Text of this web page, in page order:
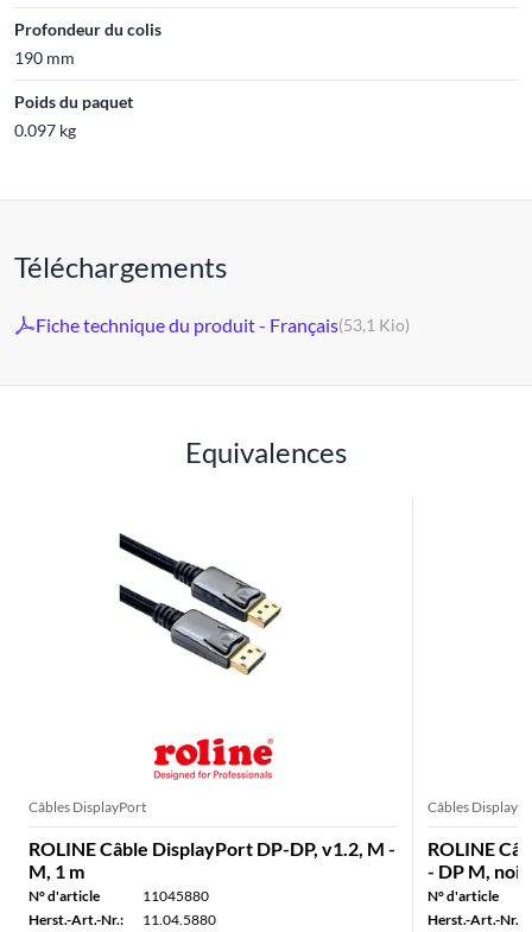
Profondeur du colis
190 mm
Poids du paquet
0.097 kg
Téléchargements
Fiche technique du produit - Français(53,1 Kio)
Equivalences
Câbles DisplayPort
ROLINE Câble DisplayPort DP-DP, v1.2, M -
M, 1 m
N° d'article
11045880
Herst.-Art.-Nr.:
11.04.5880
Câbles
ROLINE
- DP M,
N° d'article
Herst.-Art.-Nr.: